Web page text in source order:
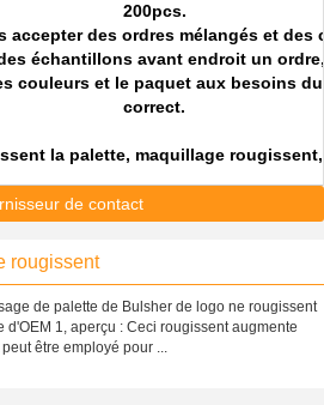
200pcs.
accepter des ordres mélangés et des
échantillons avant endroit un
couleurs et le paquet aux besoins
correct.
la palette, maquillage
de contact
rougissent
de palette de Bulsher de logo ne rougissent
1, aperçu : Ceci rougissent augmente
être employé pour ...